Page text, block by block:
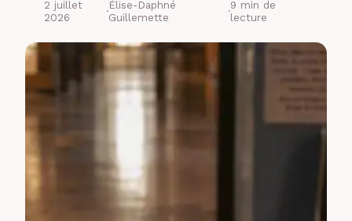
2 juillet
2026
·Élise-Daphné
Guillemette
·9 min de
lecture